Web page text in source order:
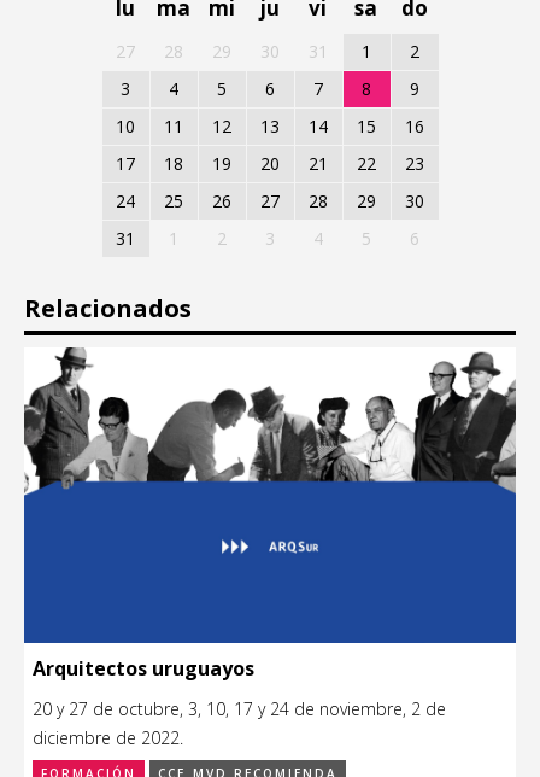
lu
ma mi ju vi sa do
27 28 29 30 31 1
2
3
4 5 6 7 8
9
10
11 12 13 14 15
16
17
18 19 20 21 22
23
24
25 26 27 28 29
30
31
1 2 3 4 5 6
Relacionados
Arquitectos uruguayos
20 y 27 de octubre, 3, 10, 17 y 24 de noviembre, 2 de
diciembre de 2022.
FORMACIÓN CCE_MVD RECOMIENDA